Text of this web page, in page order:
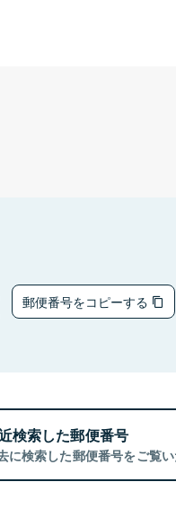
郵便番号をコピーする
検索した郵便番号
に検索した郵便番号をご覧い